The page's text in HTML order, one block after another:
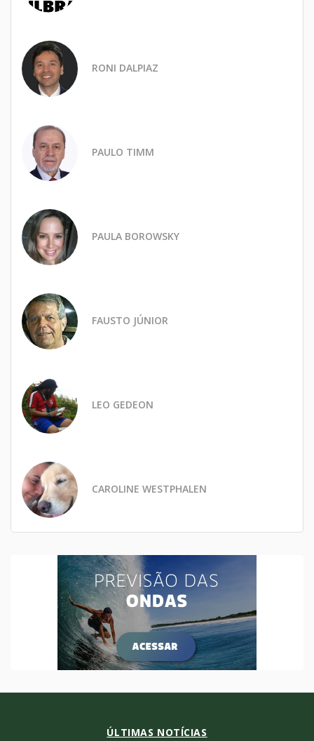
RONI DALPIAZ
PAULO TIMM
PAULA BOROWSKY
FAUSTO JÚNIOR
LEO GEDEON
CAROLINE WESTPHALEN
ÚLTIMAS NOTÍCIAS